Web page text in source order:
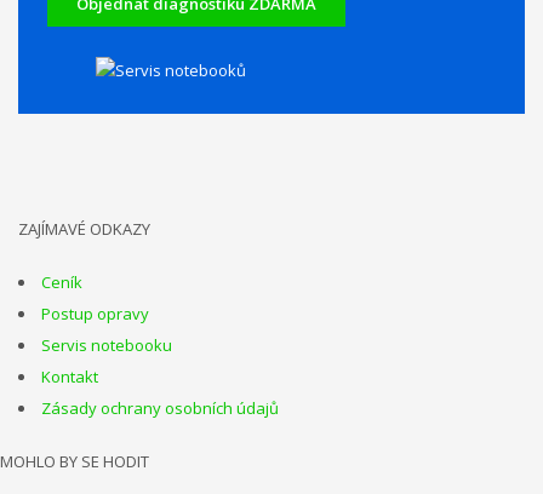
ZAJÍMAVÉ ODKAZY
Ceník
Postup opravy
Servis notebooku
Kontakt
Zásady ochrany osobních údajů
MOHLO BY SE HODIT